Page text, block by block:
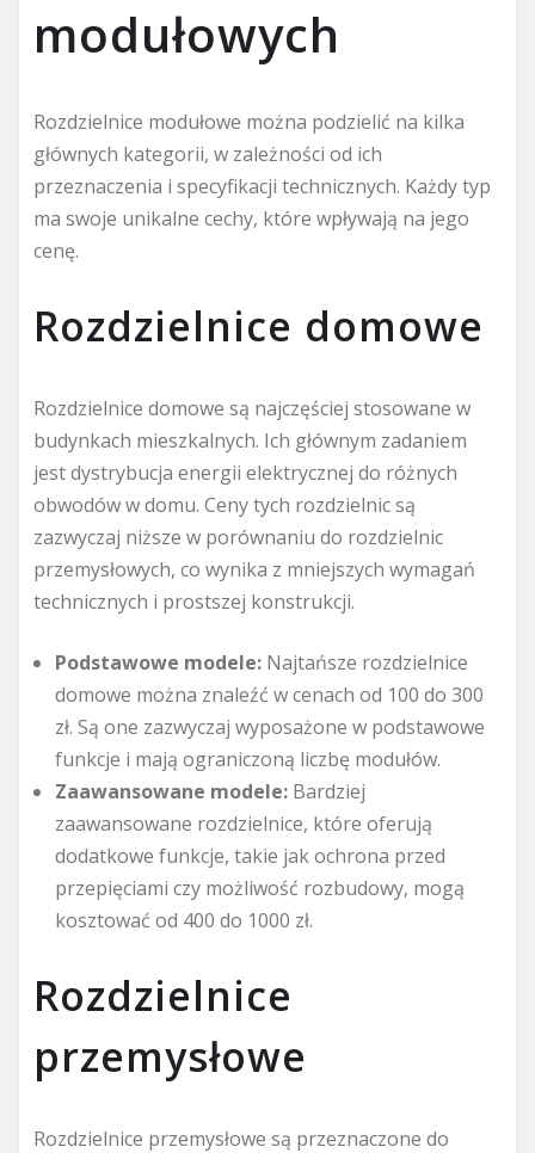
modułowych
Rozdzielnice modułowe można podzielić na kilka
głównych kategorii, w zależności od ich
przeznaczenia i specyfikacji technicznych. Każdy typ
ma swoje unikalne cechy, które wpływają na jego
cenę.
Rozdzielnice domowe
Rozdzielnice domowe są najczęściej stosowane w
budynkach mieszkalnych. Ich głównym zadaniem
jest dystrybucja energii elektrycznej do różnych
obwodów w domu. Ceny tych rozdzielnic są
zazwyczaj niższe w porównaniu do rozdzielnic
przemysłowych, co wynika z mniejszych wymagań
technicznych i prostszej konstrukcji.
Podstawowe modele: Najtańsze rozdzielnice
domowe można znaleźć w cenach od 100 do 300
zł. Są one zazwyczaj wyposażone w podstawowe
funkcje i mają ograniczoną liczbę modułów.
Zaawansowane modele: Bardziej
zaawansowane rozdzielnice, które oferują
dodatkowe funkcje, takie jak ochrona przed
przepięciami czy możliwość rozbudowy, mogą
kosztować od 400 do 1000 zł.
Rozdzielnice
przemysłowe
Rozdzielnice przemysłowe są przeznaczone do